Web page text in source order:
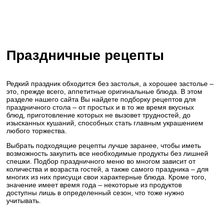
Праздничные рецепты
Редкий праздник обходится без застолья, а хорошее застолье –
это, прежде всего, аппетитные оригинальные блюда. В этом
разделе нашего сайта Вы найдете подборку рецептов для
праздничного стола – от простых и в то же время вкусных
блюд, приготовление которых не вызовет трудностей, до
изысканных кушаний, способных стать главным украшением
любого торжества.
Выбрать подходящие рецепты лучше заранее, чтобы иметь
возможность закупить все необходимые продукты без лишней
спешки. Подбор праздничного меню во многом зависит от
количества и возраста гостей, а также самого праздника – для
многих из них присущи свои характерные блюда. Кроме того,
значение имеет время года – некоторые из продуктов
доступны лишь в определенный сезон, что тоже нужно
учитывать.